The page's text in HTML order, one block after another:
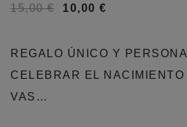
15,00€ 10,00 €
REGALO ÚNICO Y
CELEBRAR EL
VAS…